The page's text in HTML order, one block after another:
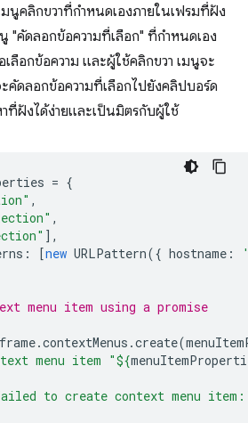
นูคลิกขวาที่กำหนดเองภายในเฟรมที่ฝัง
"คัดลอกข้อความที่เลือก" ที่กำหนดเอง
ลือกข้อความ และผู้ใช้คลิกขวา เมนูจะ
คัดลอกข้อความที่เลือกไปยังคลิปบอร์ด
ที่ฝังได้ง่ายและเป็นมิตรกับผู้ใช้
= {
,
,
],
: [new URLPattern({ hostname :
menu item using a promise
.contextMenus .create(
menu item "${
to create context menu